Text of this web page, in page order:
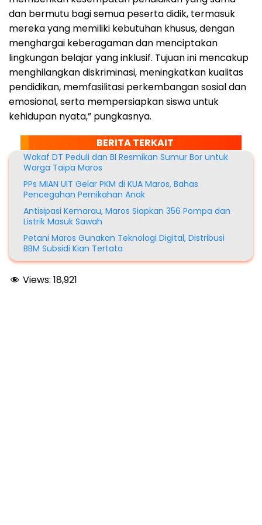
dan bermutu bagi semua peserta didik, termasuk
mereka yang memiliki kebutuhan khusus, dengan
menghargai keberagaman dan menciptakan
lingkungan belajar yang inklusif. Tujuan ini mencakup
menghilangkan diskriminasi, meningkatkan kualitas
pendidikan, memfasilitasi perkembangan sosial dan
emosional, serta mempersiapkan siswa untuk
kehidupan nyata,” pungkasnya.
BERITA TERKAIT
Wakaf DT Peduli dan BI Resmikan Sumur Bor untuk
Warga Taipa Maros
PPs MIAN UIT Gelar PKM di KUA Maros, Bahas
Pencegahan Pernikahan Anak
Antisipasi Kemarau, Maros Siapkan 356 Pompa dan
Listrik Masuk Sawah
Petani Maros Gunakan Teknologi Digital, Distribusi
BBM Subsidi Kian Tertata
Views: 18,921